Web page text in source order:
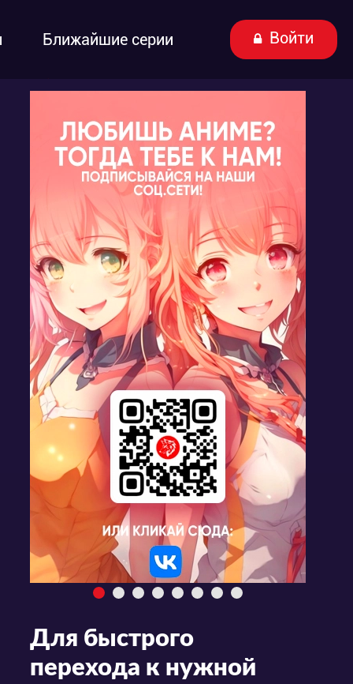
Ближайшие серии Войти
Для быстрого
перехода к нужной